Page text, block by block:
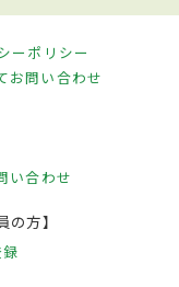
ーポリシー
お問い合わせ
い合わせ
の方】